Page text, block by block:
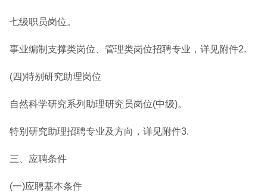
七级职员岗位。
事业编制支撑类岗位、管理类岗位招聘专业，详见附件2.
(四)特别研究助理岗位
自然科学研究系列助理研究员岗位(中级)。
特别研究助理招聘专业及方向，详见附件3.
三、应聘条件
(一)应聘基本条件